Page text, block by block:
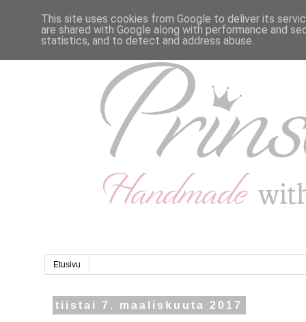
Etusivu
tiistai 7. maaliskuuta 2017
This site uses cookies from Google to deliver its
are shared with Google along with performance and
statistics, and to detect and address abuse.